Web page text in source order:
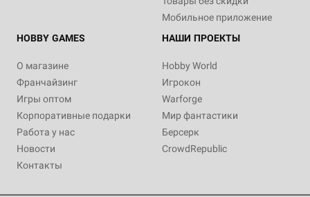
Мобильное приложение
HOBBY GAMES
О магазине
Франчайзинг
Игры оптом
Корпоративные подарки
Работа у нас
Новости
Контакты
НАШИ ПРОЕКТЫ
Hobby World
Игрокон
Warforge
Мир фантастики
Берсерк
CrowdRepublic